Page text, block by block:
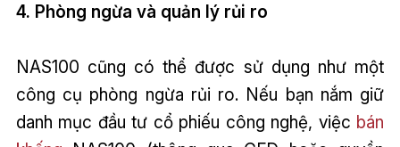
4. Phòng ngừa và quản lý rủi ro
NAS100 cũng có thể được sử dụng như một
công cụ phòng ngừa rủi ro. Nếu bạn nắm giữ
danh mục đầu tư cổ phiếu công nghệ, việc bán